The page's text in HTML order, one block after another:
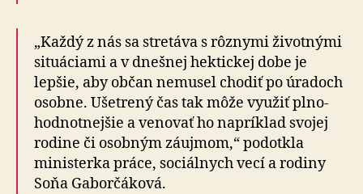
„Každý z nás sa stretáva s rôznymi životnými
situáciami a v dnešnej hektickej dobe je
lepšie, aby občan nemusel chodiť po úradoch
osobne. Ušetrený čas tak môže využiť plno­
hod­not­nejšie a venovať ho napríklad svojej
rodine či osobným záujmom,“ podotkla
ministerka práce, sociálnych vecí a rodiny
Soňa Gaborčáková.